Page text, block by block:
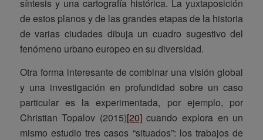
síntesis y una cartografía histórica. La yuxtaposición
de estos planos y de las grandes etapas de la historia
de varias ciudades dibuja un cuadro sugestivo del
fenómeno urbano europeo en su diversidad.
Otra forma interesante de combinar una visión global
y una investigación en profundidad sobre un caso
particular es la experimentada, por ejemplo, por
Christian Topalov (2015)[20]cuando explora en un
mismo estudio tres casos “situados”: los trabajos de